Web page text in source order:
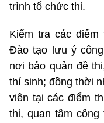
trình tổ chức thi.
Kiểm tra các
Đào tạo lưu ý
nơi bảo quản đề
thí sinh; đồng thời
viên tại các điểm
thi, quan tâm